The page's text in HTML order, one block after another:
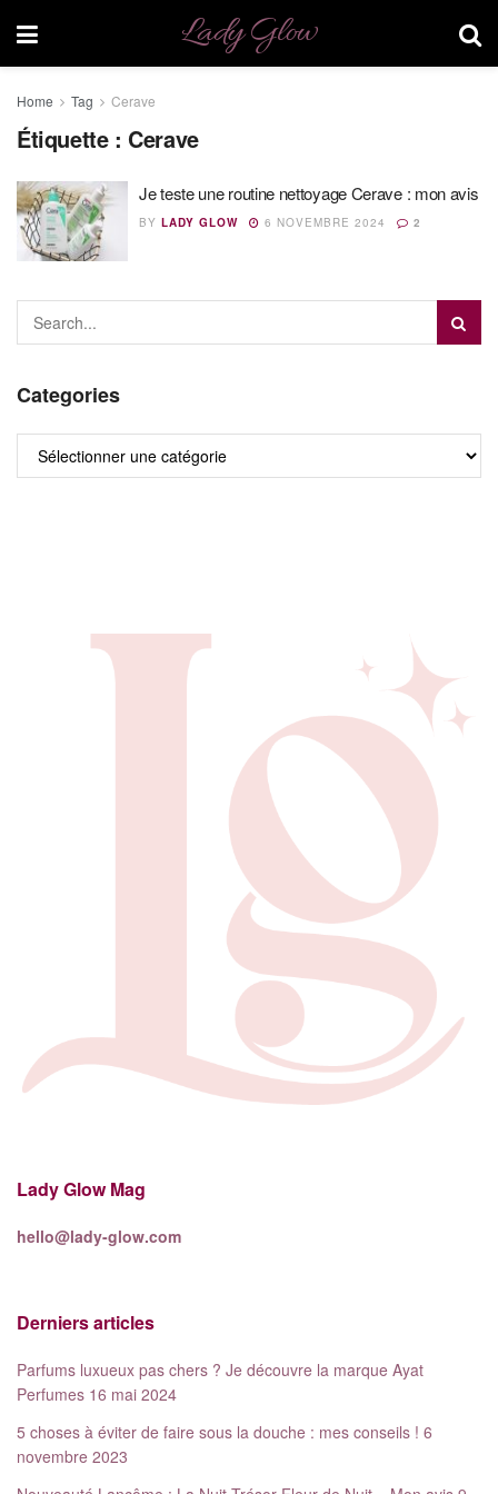
Lady Glow
Home Tag Cerave
Étiquette : Cerave
Je teste une routine nettoyage Cerave : mon avis
BY LADY GLOW 6 NOVEMBRE 2024 2
Categories
Lady Glow Mag
hello@lady-glow.com
Derniers articles
Parfums luxueux pas chers ? Je découvre la marque Ayat
Perfumes 16 mai 2024
5 choses à éviter de faire sous la douche : mes conseils ! 6
novembre 2023